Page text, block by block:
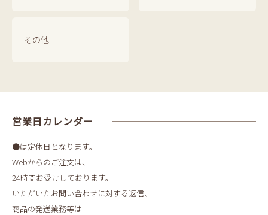
その他
営業日カレンダー
●は定休日となります。
Webからのご注文は、
24時間お受けしております。
いただいたお問い合わせに対する返信、
商品の発送業務等は